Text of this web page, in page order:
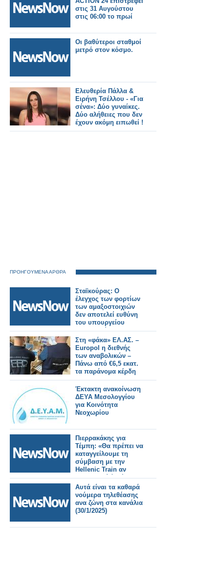
στις 31 Αυγούστου
στις 06:00 το πρωί
Οι βαθύτεροι σταθμοί
μετρό στον κόσμο.
Ελευθερία Πάλλα &
Ειρήνη Τσέλλου - «Για
σένα»: Δύο γυναίκες.
Δύο αλήθειες που δεν
έχουν ακόμη ειπωθεί !
Έρχεται στον Alpha!
ΠΡΟΗΓΟΥΜΕΝΑ ΑΡΘΡΑ
Σταϊκούρας: Ο
έλεγχος των φορτίων
των αμαξοστοιχιών
δεν αποτελεί ευθύνη
του υπουργείου
Μεταφορών
Στη «φάκα» ΕΛ.ΑΣ. –
Europol η διεθνής
των αναβολικών –
Πάνω από €6,5 εκατ.
τα παράνομα κέρδη
Έκτακτη ανακοίνωση
ΔΕΥΑ Μεσολογγίου
για Κοινότητα
Νεοχωρίου
Πιερρακάκης για
Τέμπη: «Θα πρέπει να
καταγγείλουμε τη
σύμβαση με την
Hellenic Train αν
αποδειχτεί ότι έχει
ευθύνη»
Αυτά είναι τα καθαρά
νούμερα τηλεθέασης
ανα ζώνη στα κανάλια
(30/1/2025)